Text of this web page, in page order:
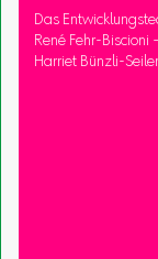
Das
René Fehr-Biscioni
Harriet Bünzli-